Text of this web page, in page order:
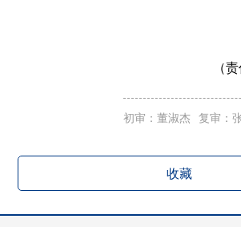
（
初审：董淑杰 复审：
收藏